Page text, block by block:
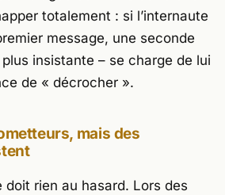
totalement : si l’internaute
message, une seconde
insistante – se charge de lui
de « décrocher ».
mais des
doit rien au hasard. Lors des